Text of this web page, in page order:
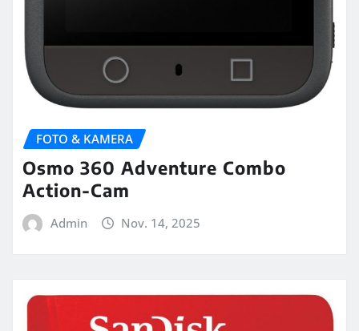
FOTO & KAMERA
Osmo 360 Adventure Combo
Action-Cam
Admin Nov. 14, 2025